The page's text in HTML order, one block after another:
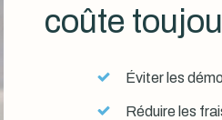
coûte
Éviter les
Réduire les